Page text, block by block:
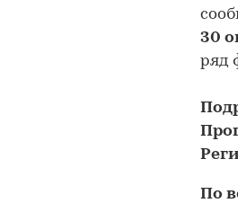
30
ряд
По